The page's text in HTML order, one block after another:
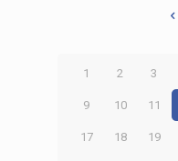
1 2 3
9 10 11
17 18 19